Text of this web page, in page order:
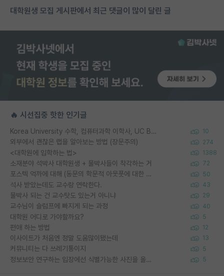
대학원생 모집 게시판에서 최근 댓글이 많이 달린 글
🔥 시선집중 핫한 인기글
Korea University 수학, 컴퓨터과학 이학사, UC Berkeley 산업공학 대학원 공학박사가 되는 것은 쉽지 않겠죠? 10
외부에서 괜찮은 랩을 알아보는 방법 (장문주의) 274
<대학원에 입학하는 법> 1388
소재분야 석박사 대학원생 + 물박사들이 착각하는 거 72
포스텍 억까에 대해 (동문의 학문적 아웃풋에 대한 반박) 50
석사 받았는데도 교수랑 연락한다. 43
물박사 되는 건 교수탓도 있는거 아니냐 29
교수님이 슬럼프에 빠지게 되는 과정 40
대학원 어디로 가야할까요? 5
편애 하는 방법 12
이사이트가 처음엔 정말 도움많이됐는데 13
커뮤니티는 다 쓰레기통이지 5
정보보안 연구하는 입장에선 식별가능한 사진을 올리는건 비추이긴함 5